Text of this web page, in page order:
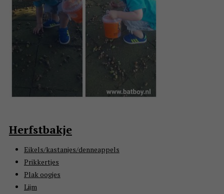
Herfstbakje
Eikels/kastanjes/denneappels
Prikkertjes
Plak oogjes
Lijm